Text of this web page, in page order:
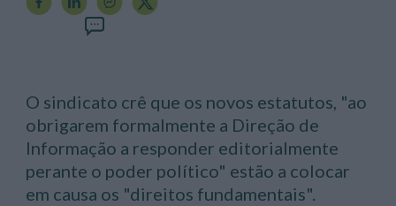
O sindicato crê que os novos estatutos, "ao
obrigarem formalmente a Direção de
Informação a responder editorialmente
perante o poder político" estão a colocar
em causa os "direitos fundamentais".